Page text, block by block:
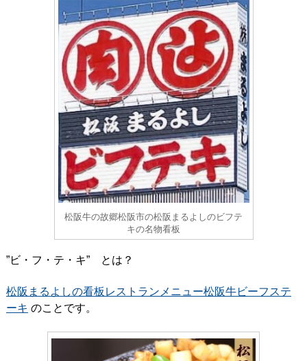
松阪牛の故郷松阪市の松阪まるよしのビフテ
キの名物看板
”ビ・フ・テ・キ” とは？
松阪まるよしの看板レストランメニュー松阪牛ビーフステ
ーキ のことです。